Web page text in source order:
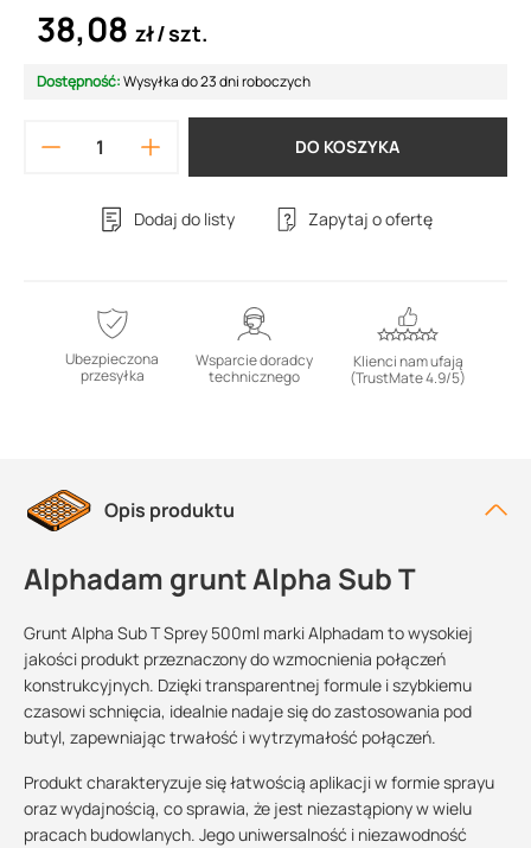
38,08 zł szt.
Dostępność:Wysyłka do 23 dni roboczych
DO KOSZYKA
Dodaj do listy Zapytaj o ofertę
Ubezpieczona
przesyłka
Wsparcie doradcy
technicznego
Klienci nam ufają
(TrustMate 4.9/5)
Opis produktu
Alphadam grunt Alpha Sub T
Grunt Alpha Sub T Sprey 500ml marki Alphadam to wysokiej
jakości produkt przeznaczony do wzmocnienia połączeń
konstrukcyjnych. Dzięki transparentnej formule i szybkiemu
czasowi schnięcia, idealnie nadaje się do zastosowania pod
butyl, zapewniając trwałość i wytrzymałość połączeń.
Produkt charakteryzuje się łatwością aplikacji w formie sprayu
oraz wydajnością, co sprawia, że jest niezastąpiony w wielu
pracach budowlanych. Jego uniwersalność i niezawodność